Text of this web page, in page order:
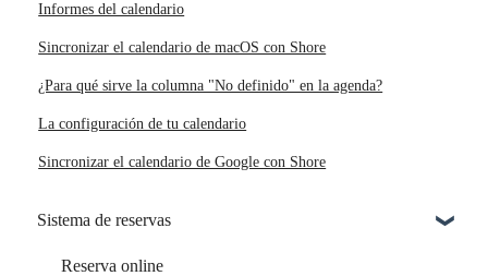
Informes del calendario
Sincronizar el calendario de macOS con Shore
¿Para qué sirve la columna "No definido" en la agenda?
La configuración de tu calendario
Sincronizar el calendario de Google con Shore
Sistema de reservas
Reserva online